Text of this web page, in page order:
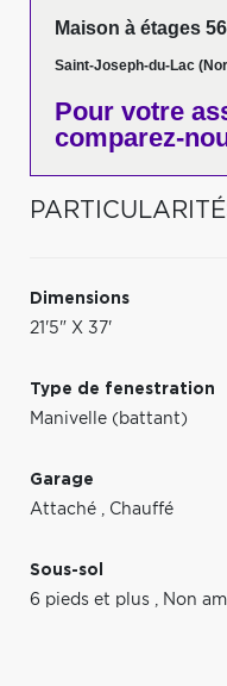
Maison à étages
Saint-Joseph-du-Lac
Pour votre
comparez-
Dimensions
21'5" X 37'
Type de fenestration
Manivelle (battant)
Garage
Attaché , Chauffé
Sous-sol
6 pieds et plus , Non